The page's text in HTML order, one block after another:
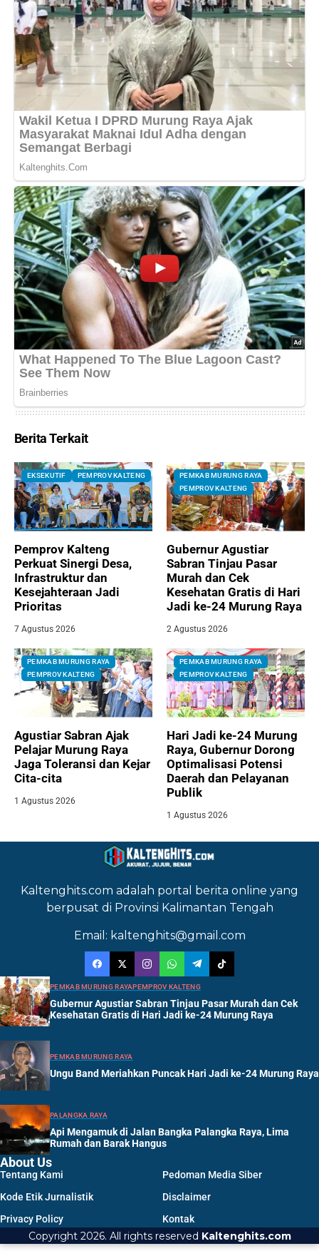
Berita Terkait
EKSEKUTIF PEMPROV KALTENG
Pemprov Kalteng
Perkuat Sinergi Desa,
Infrastruktur dan
Kesejahteraan Jadi
Prioritas
7 Agustus 2026
PEMKAB MURUNG RAYA
PEMPROV KALTENG
Gubernur Agustiar
Sabran Tinjau Pasar
Murah dan Cek
Kesehatan Gratis di Hari
Jadi ke-24 Murung Raya
2 Agustus 2026
PEMKAB MURUNG RAYA
PEMPROV KALTENG
Agustiar Sabran Ajak
Pelajar Murung Raya
Jaga Toleransi dan Kejar
Cita-cita
1 Agustus 2026
PEMKAB MURUNG RAYA
PEMPROV KALTENG
Hari Jadi ke-24 Murung
Raya, Gubernur Dorong
Optimalisasi Potensi
Daerah dan Pelayanan
Publik
1 Agustus 2026
Kaltenghits.com adalah portal berita online yang
berpusat di Provinsi Kalimantan Tengah
Email: kaltenghits@gmail.com
PEMKAB MURUNG RAYAPEMPROV KALTENG
Gubernur Agustiar Sabran Tinjau Pasar Murah dan Cek
Kesehatan Gratis di Hari Jadi ke-24 Murung Raya
PEMKAB MURUNG RAYA
Ungu Band Meriahkan Puncak Hari Jadi ke-24 Murung Raya
PALANGKA RAYA
Api Mengamuk di Jalan Bangka Palangka Raya, Lima
Rumah dan Barak Hangus
About Us
Tentang Kami
Pedoman Media Siber
Kode Etik Jurnalistik
Disclaimer
Privacy Policy
Kontak
Copyright 2026. All rights reserved Kaltenghits.com